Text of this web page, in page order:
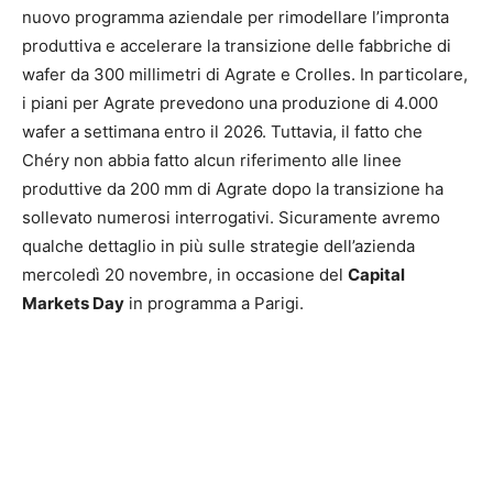
nuovo programma aziendale per rimodellare l’impronta
produttiva e accelerare la transizione delle fabbriche di
wafer da 300 millimetri di Agrate e Crolles. In particolare,
i piani per Agrate prevedono una produzione di 4.000
wafer a settimana entro il 2026. Tuttavia, il fatto che
Chéry non abbia fatto alcun riferimento alle linee
produttive da 200 mm di Agrate dopo la transizione ha
sollevato numerosi interrogativi. Sicuramente avremo
qualche dettaglio in più sulle strategie dell’azienda
mercoledì 20 novembre, in occasione del Capital
Markets Day in programma a Parigi.